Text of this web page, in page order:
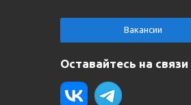
Вакансии
Оставайтесь на связи